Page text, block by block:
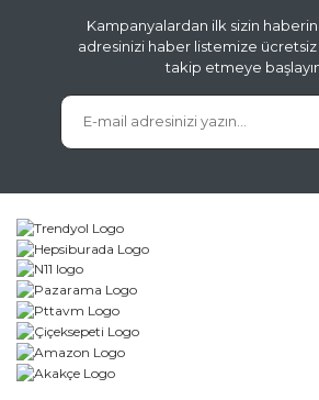
Kampanyalardan ilk sizin
adresinizi haber listemize
takip etmeye